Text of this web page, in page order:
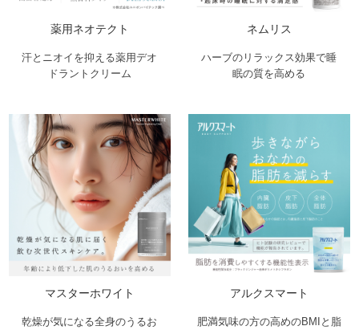
薬用ネオテクト
汗とニオイを抑える薬用デオ
ドラントクリーム
ネムリス
ハーブのリラックス効果で睡
眠の質を高める
マスターホワイト
乾燥が気になる全身のうるお
アルクスマート
肥満気味の方の高めのBMIと脂